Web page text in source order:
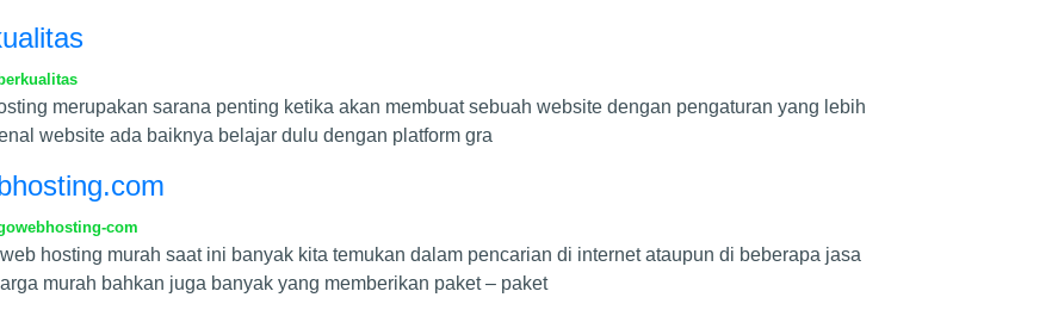
merupakan sarana penting ketika akan membuat sebuah website dengan pengaturan yang lebih
website ada baiknya belajar dulu dengan platform gra
com
hosting murah saat ini banyak kita temukan dalam pencarian di internet ataupun di beberapa jasa
murah bahkan juga banyak yang memberikan paket – paket